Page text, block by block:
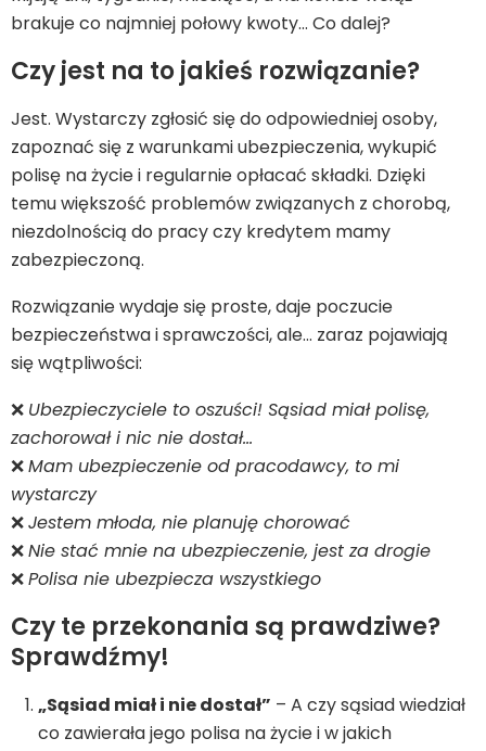
brakuje co najmniej połowy kwoty… Co dalej?
Czy jest na to jakieś rozwiązanie?
Jest. Wystarczy zgłosić się do odpowiedniej osoby,
zapoznać się z warunkami ubezpieczenia, wykupić
polisę na życie i regularnie opłacać składki. Dzięki
temu większość problemów związanych z chorobą,
niezdolnością do pracy czy kredytem mamy
zabezpieczoną.
Rozwiązanie wydaje się proste, daje poczucie
bezpieczeństwa i sprawczości, ale… zaraz pojawiają
się wątpliwości:
❌ Ubezpieczyciele to oszuści! Sąsiad miał polisę,
zachorował i nic nie dostał…
❌Mam ubezpieczenie od pracodawcy, to mi
wystarczy
❌Jestem młoda, nie planuję chorować
❌Nie stać mnie na ubezpieczenie, jest za drogie
❌Polisa nie ubezpiecza wszystkiego
Czy te przekonania są prawdziwe?
Sprawdźmy!
„Sąsiad miał i nie dostał” – A czy sąsiad wiedział
co zawierała jego polisa na życie i w jakich